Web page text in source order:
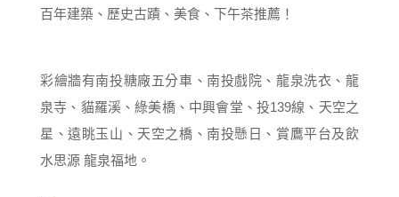
彩繪牆有南投糖廠五分車、南投戲院、龍泉洗衣、龍
泉寺、貓羅溪、綠美橋、中興會堂、投139線、天空之
星、遠眺玉山、天空之橋、南投懸日、賞鷹平台及飲
水思源 龍泉福地。